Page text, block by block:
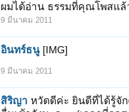
ผมได้อ่าน ธรรมที่คุณโพสแล้
9 มีนาคม 2011
อินทร์ธนู [IMG]
9 มีนาคม 2011
สิริญา หวัดดีค่ะ ยินดีที่ได้รู้จั